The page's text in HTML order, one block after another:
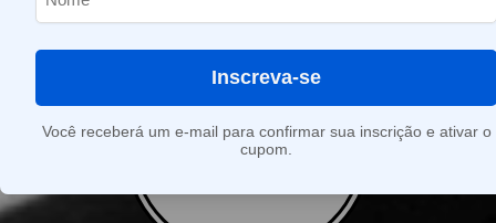
Inscreva-se
Você receberá um e-mail para confirmar sua inscrição e ativar o
cupom.